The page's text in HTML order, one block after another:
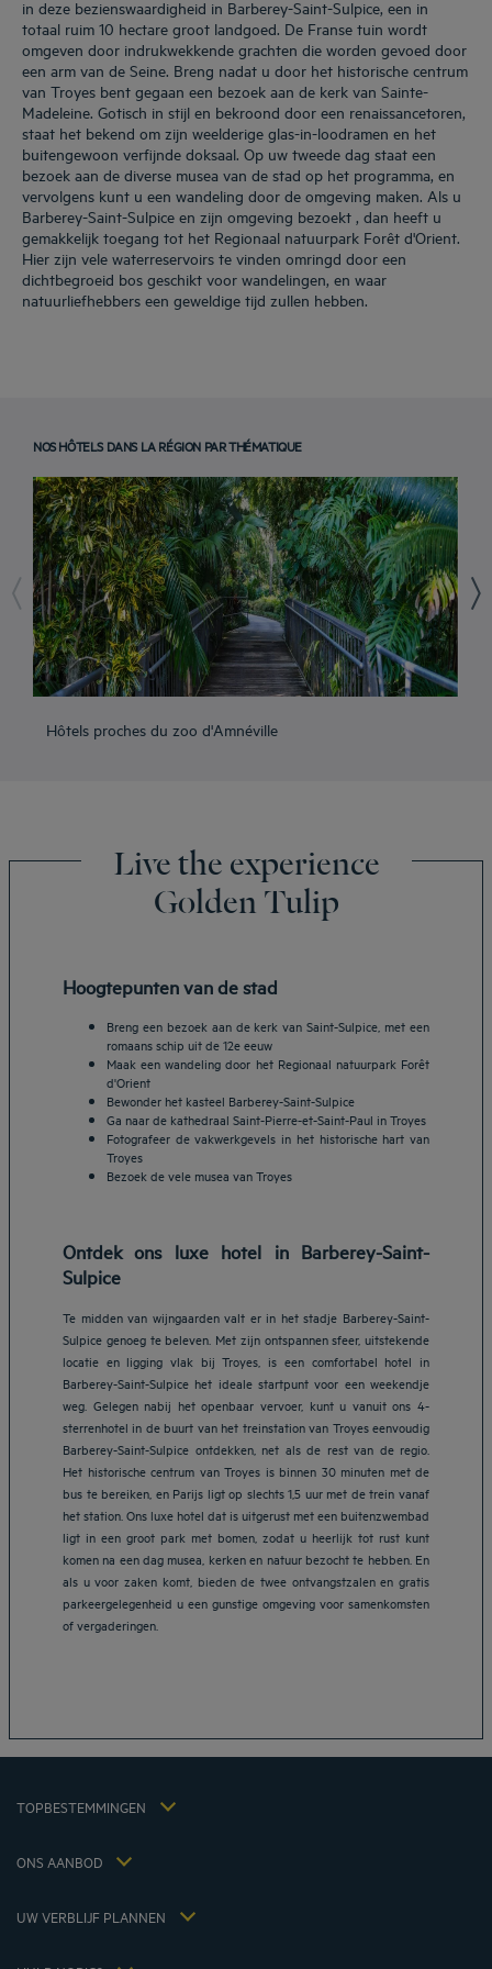
in deze bezienswaardigheid in Barberey-Saint-Sulpice, een in
totaal ruim 10 hectare groot landgoed. De Franse tuin wordt
omgeven door indrukwekkende grachten die worden gevoed door
een arm van de Seine. Breng nadat u door het historische centrum
van Troyes bent gegaan een bezoek aan de kerk van Sainte-
Madeleine. Gotisch in stijl en bekroond door een renaissancetoren,
staat het bekend om zijn weelderige glas-in-loodramen en het
buitengewoon verfijnde doksaal. Op uw tweede dag staat een
bezoek aan de diverse musea van de stad op het programma, en
vervolgens kunt u een wandeling door de omgeving maken. Als u
Barberey-Saint-Sulpice en zijn omgeving bezoekt , dan heeft u
gemakkelijk toegang tot het Regionaal natuurpark Forêt d'Orient.
Hier zijn vele waterreservoirs te vinden omringd door een
dichtbegroeid bos geschikt voor wandelingen, en waar
natuurliefhebbers een geweldige tijd zullen hebben.
NOS HÔTELS DANS LA RÉGION PAR THÉMATIQUE
Hôtels proches du zoo d'Amnéville
Live the experience
Golden Tulip
Hoogtepunten van de stad
Breng een bezoek aan de kerk van Saint-Sulpice, met een
romaans schip uit de 12e eeuw
Maak een wandeling door het Regionaal natuurpark Forêt
d'Orient
Bewonder het kasteel Barberey-Saint-Sulpice
Ga naar de kathedraal Saint-Pierre-et-Saint-Paul in Troyes
Fotografeer de vakwerkgevels in het historische hart van
Troyes
Bezoek de vele musea van Troyes
Ontdek ons luxe hotel in Barberey-Saint-
Sulpice
Te midden van wijngaarden valt er in het stadje Barberey-Saint-
Sulpice genoeg te beleven. Met zijn ontspannen sfeer, uitstekende
locatie en ligging vlak bij Troyes, is een comfortabel hotel in
Barberey-Saint-Sulpice het ideale startpunt voor een weekendje
weg. Gelegen nabij het openbaar vervoer, kunt u vanuit ons 4-
sterrenhotel in de buurt van het treinstation van Troyes eenvoudig
Barberey-Saint-Sulpice ontdekken, net als de rest van de regio.
Het historische centrum van Troyes is binnen 30 minuten met de
bus te bereiken, en Parijs ligt op slechts 1,5 uur met de trein vanaf
het station. Ons luxe hotel dat is uitgerust met een buitenzwembad
ligt in een groot park met bomen, zodat u heerlijk tot rust kunt
komen na een dag musea, kerken en natuur bezocht te hebben. En
als u voor zaken komt, bieden de twee ontvangstzalen en gratis
parkeergelegenheid u een gunstige omgeving voor samenkomsten
of vergaderingen.
TOPBESTEMMINGEN
Hotels in Breda
Hotels in Heerlen
Hotels in 's-Hertogenbosch
Hôtels in Nijkerk
ONS AANBOD
Weekend Escape incl. Ontbijt
UW VERBLIJF PLANNEN
Vergaderingen en evenementen
Juridische kennisgeving
Beleid Inzake Persoonsgegevens
Flavours Instant Benefit Algemene bepalingen en gebruiksvoorwaarden
Fiscaal beleid 2023